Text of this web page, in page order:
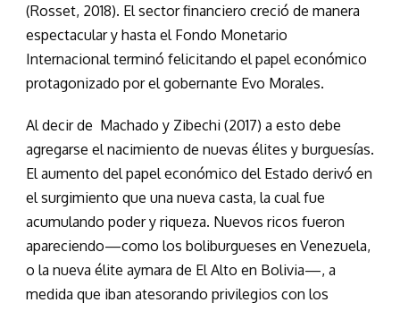
(Rosset, 2018). El sector financiero creció de manera
espectacular y hasta el Fondo Monetario
Internacional terminó felicitando el papel económico
protagonizado por el gobernante Evo Morales.
Al decir de Machado y Zibechi (2017) a esto debe
agregarse el nacimiento de nuevas élites y burguesías.
El aumento del papel económico del Estado derivó en
el surgimiento que una nueva casta, la cual fue
acumulando poder y riqueza. Nuevos ricos fueron
apareciendo—como los boliburgueses en Venezuela,
o la nueva élite aymara de El Alto en Bolivia—, a
medida que iban atesorando privilegios con los